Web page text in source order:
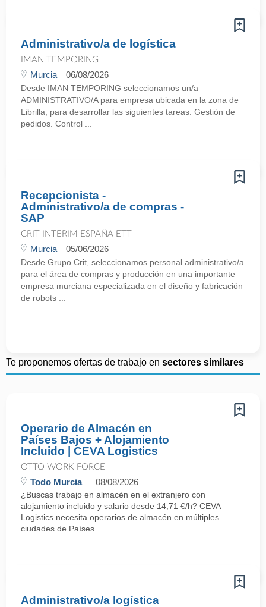
Administrativo/a de logística
IMAN TEMPORING
Murcia 06/08/2026
Desde IMAN TEMPORING seleccionamos un/a
ADMINISTRATIVO/A para empresa ubicada en la zona de
Librilla, para desarrollar las siguientes tareas: Gestión de
pedidos. Control ...
Recepcionista -
Administrativo/a de compras -
SAP
CRIT INTERIM ESPAÑA ETT
Murcia 05/06/2026
Desde Grupo Crit, seleccionamos personal administrativo/a
para el área de compras y producción en una importante
empresa murciana especializada en el diseño y fabricación
de robots ...
Te proponemos ofertas de trabajo en sectores similares
Operario de Almacén en
Países Bajos + Alojamiento
Incluido | CEVA Logistics
OTTO WORK FORCE
Todo Murcia 08/08/2026
¿Buscas trabajo en almacén en el extranjero con
alojamiento incluido y salario desde 14,71 €/h? CEVA
Logistics necesita operarios de almacén en múltiples
ciudades de Países ...
Administrativo/a logística